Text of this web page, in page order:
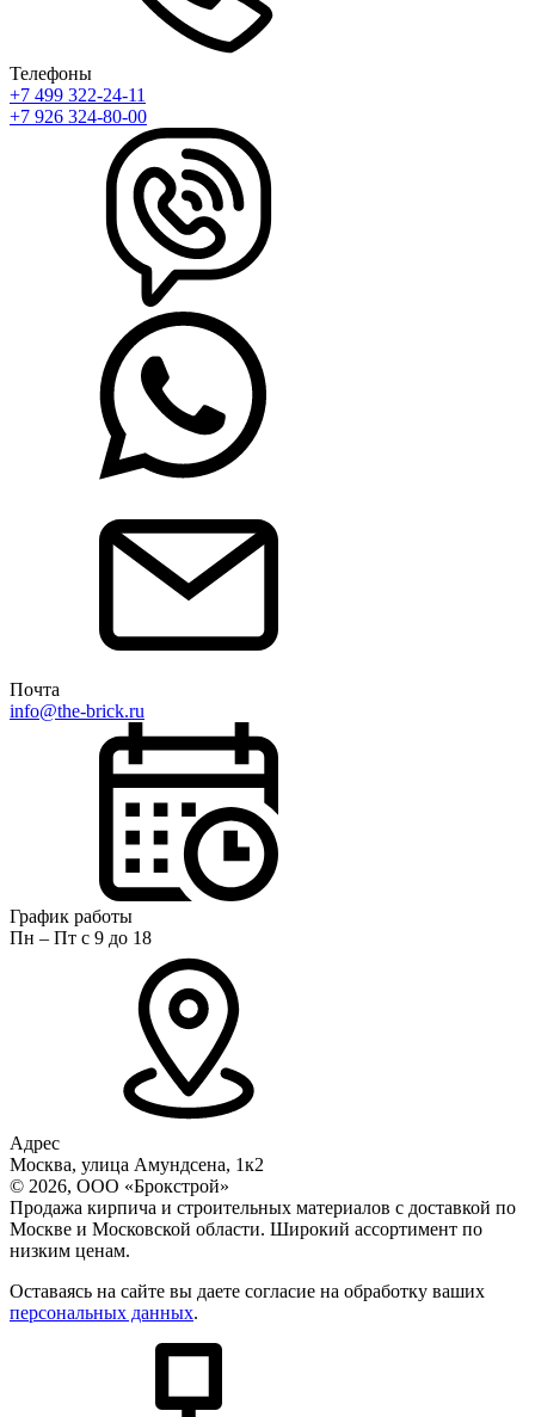
Телефоны
+7 499 322-24-11
+7 926 324-80-00
Почта
info@the-brick.ru
График работы
Пн – Пт с 9 до 18
Адрес
Москва, улица Амундсена, 1к2
© 2026, ООО «Брокстрой»
Продажа кирпича и строительных материалов с доставкой по
Москве и Московской области. Широкий ассортимент по
низким ценам.
Оставаясь на сайте вы даете согласие на обработку ваших
персональных данных.